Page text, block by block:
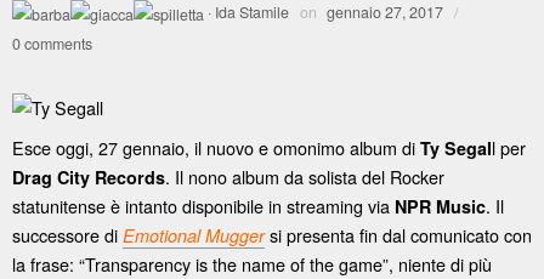
· Ida Stamile on gennaio 27, 2017 /
0 comments
Esce oggi, 27 gennaio, il nuovo e omonimo album di Ty Segall per
Drag City Records. Il nono album da solista del Rocker
statunitense è intanto disponibile in streaming via NPR Music. Il
successore di Emotional Muggersi presenta fin dal comunicato con
la frase: “Transparency is the name of the game”, niente di più